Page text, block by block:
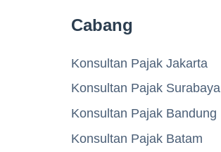
Cabang
Konsultan Pajak Jakarta
Konsultan Pajak Surabaya
Konsultan Pajak Bandung
Konsultan Pajak Batam